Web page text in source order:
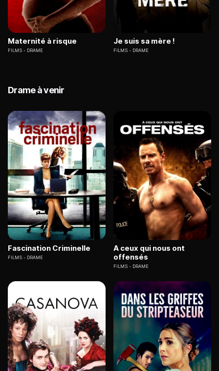
Maternité à risque
FILMS DRAME
Je suis sa mère !
FILMS DRAME
Drame à venir
Fascination Criminelle
FILMS DRAME
A ceux qui nous ont
offensés
FILMS DRAME